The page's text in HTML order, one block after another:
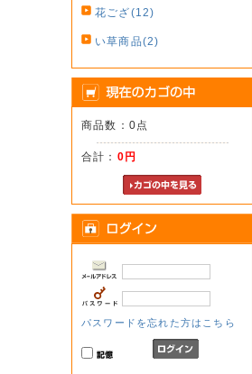
花ござ(12)
い草商品(2)
商品数：0点
合計： 0円
パスワードを忘れた方はこちら